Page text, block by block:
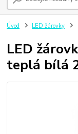
Úvod LED žárovky
LED
teplá bílá